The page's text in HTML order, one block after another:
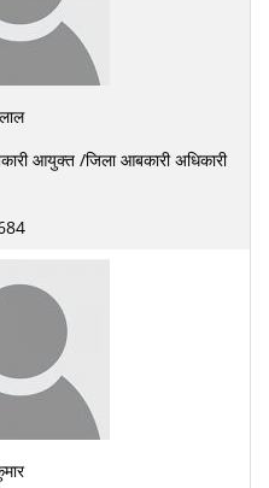
आयुक्त /जिला आबकारी अधिकारी